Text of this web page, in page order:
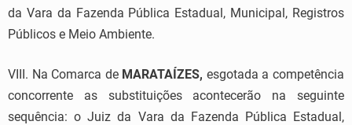
da Vara da Fazenda Pública Estadual, Municipal, Registros
Públicos e Meio Ambiente.
VIII. Na Comarca de MARATAÍZES, esgotada a competência
concorrente as substituições acontecerão na seguinte
sequência: o Juiz da Vara da Fazenda Pública Estadual,